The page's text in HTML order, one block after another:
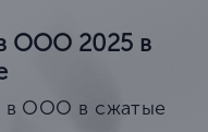
ООО 2025 в
в ООО в сжатые